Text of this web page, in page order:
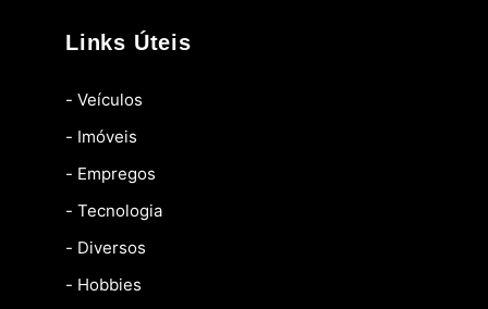
Links Úteis
- Veículos
- Imóveis
- Empregos
- Tecnologia
- Diversos
- Hobbies